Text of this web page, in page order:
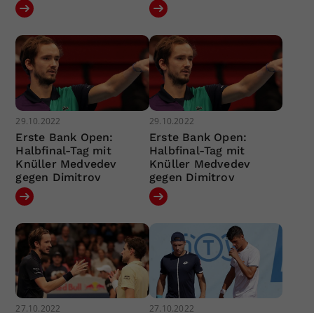
29.10.2022
Erste Bank Open:
Halbfinal-Tag mit
Knüller Medvedev
gegen Dimitrov
29.10.2022
Erste Bank Open:
Halbfinal-Tag mit
Knüller Medvedev
gegen Dimitrov
27.10.2022 27.10.2022